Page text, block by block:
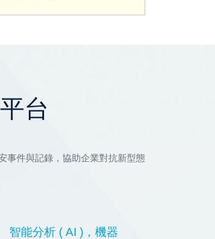
台
事件與記錄，協助企業對抗新型態
智能分析 ( AI )，機器